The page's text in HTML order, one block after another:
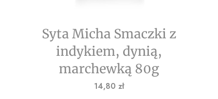
Syta Micha Smaczki z
indykiem, dynią,
marchewką 80g
Cena
14,80 zł